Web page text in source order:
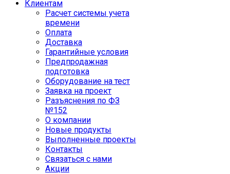
Клиентам
Расчет системы учета
времени
Оплата
Доставка
Гарантийные условия
Предпродажная
подготовка
Оборудование на тест
Заявка на проект
Разъяснения по ФЗ
№152
О компании
Новые продукты
Выполненные проекты
Контакты
Связаться с нами
Акции